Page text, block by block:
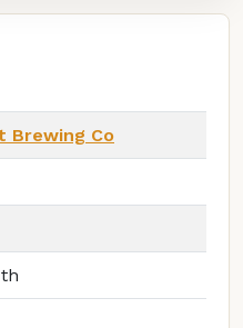
Brewing Co